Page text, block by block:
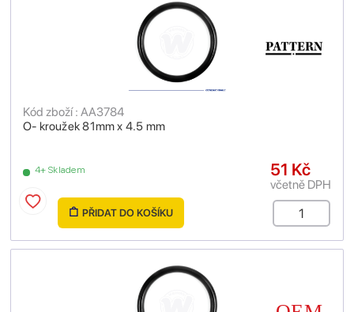
O- kroužek 81mm x 4.5 mm
Kód zboží : AA3784
4+ Skladem 51 Kč
včetně DPH
PŘIDAT DO KOŠÍKU